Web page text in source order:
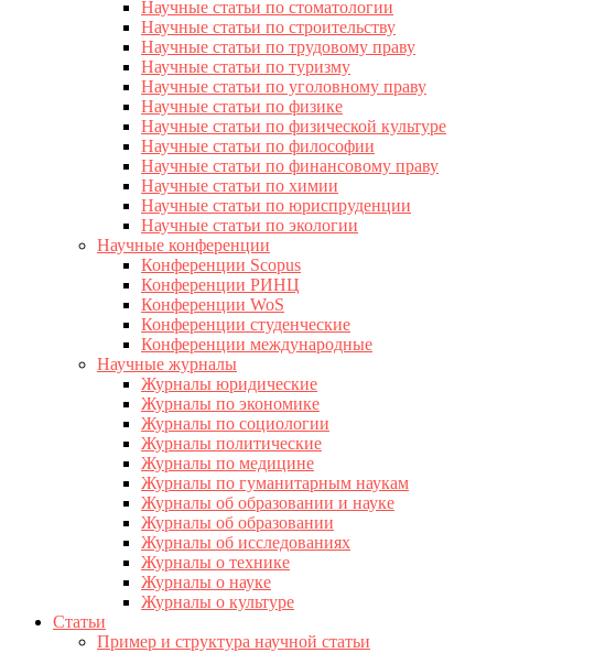
Научные статьи по стоматологии
Научные статьи по строительству
Научные статьи по трудовому праву
Научные статьи по туризму
Научные статьи по уголовному праву
Научные статьи по физике
Научные статьи по физической культуре
Научные статьи по философии
Научные статьи по финансовому праву
Научные статьи по химии
Научные статьи по юриспруденции
Научные статьи по экологии
Научные конференции
Конференции Scopus
Конференции РИНЦ
Конференции WoS
Конференции студенческие
Конференции международные
Научные журналы
Журналы юридические
Журналы по экономике
Журналы по социологии
Журналы политические
Журналы по медицине
Журналы по гуманитарным наукам
Журналы об образовании и науке
Журналы об образовании
Журналы об исследованиях
Журналы о технике
Журналы о науке
Журналы о культуре
Статьи
Пример и структура научной статьи